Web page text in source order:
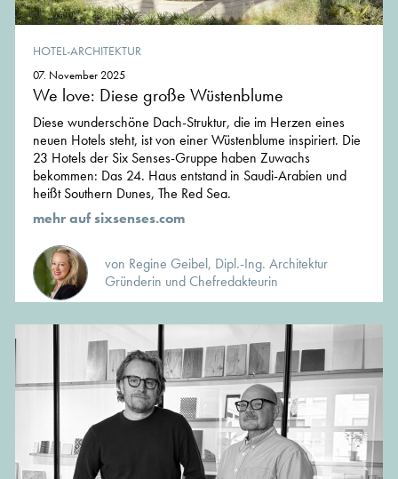
HOTEL-ARCHITEKTUR
07. November 2025
We love: Diese große Wüstenblume
Diese wunderschöne Dach-Struktur, die im Herzen eines
neuen Hotels steht, ist von einer Wüstenblume inspiriert. Die
23 Hotels der Six Senses-Gruppe haben Zuwachs
bekommen: Das 24. Haus entstand in Saudi-Arabien und
heißt Southern Dunes, The Red Sea.
mehr auf sixsenses.com
von Regine Geibel, Dipl.-Ing. Architektur
Gründerin und Chefredakteurin